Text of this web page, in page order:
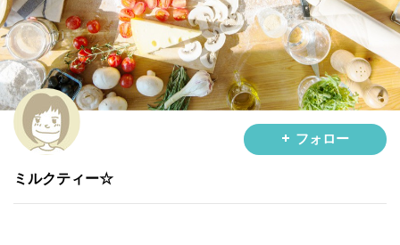
フォロー
ミルクティー☆